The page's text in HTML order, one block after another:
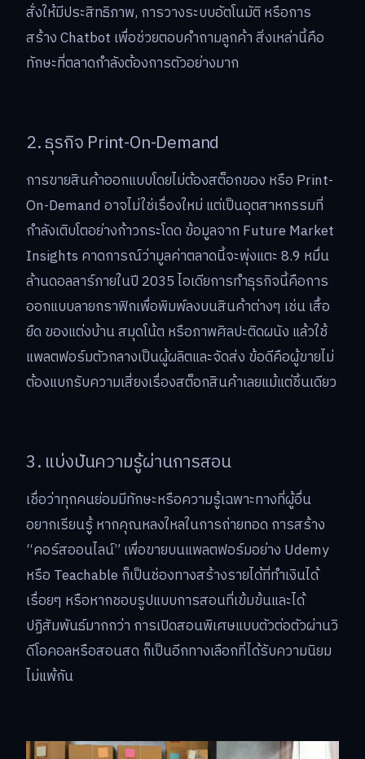
สั่งให้มีประสิทธิภาพ, การวางระบบอัตโนมัติ หรือการ
สร้าง Chatbot เพื่อช่วยตอบคำถามลูกค้า สิ่งเหล่านี้คือ
ทักษะที่ตลาดกำลังต้องการตัวอย่างมาก
2. ธุรกิจ Print-On-Demand
การขายสินค้าออกแบบโดยไม่ต้องสต็อกของ หรือ Print-
On-Demand อาจไม่ใช่เรื่องใหม่ แต่เป็นอุตสาหกรรมที่
กำลังเติบโตอย่างก้าวกระโดด ข้อมูลจาก Future Market
Insights คาดการณ์ว่ามูลค่าตลาดนี้จะพุ่งแตะ 8.9 หมื่น
ล้านดอลลาร์ภายในปี 2035 ไอเดียการทำธุรกิจนี้คือการ
ออกแบบลายกราฟิกเพื่อพิมพ์ลงบนสินค้าต่างๆ เช่น เสื้อ
ยืด ของแต่งบ้าน สมุดโน้ต หรือภาพศิลปะติดผนัง แล้วใช้
แพลตฟอร์มตัวกลางเป็นผู้ผลิตและจัดส่ง ข้อดีคือผู้ขายไม่
ต้องแบกรับความเสี่ยงเรื่องสต็อกสินค้าเลยแม้แต่ชิ้นเดียว
3. แบ่งปันความรู้ผ่านการสอน
เชื่อว่าทุกคนย่อมมีทักษะหรือความรู้เฉพาะทางที่ผู้อื่น
อยากเรียนรู้ หากคุณหลงใหลในการถ่ายทอด การสร้าง
“คอร์สออนไลน์” เพื่อขายบนแพลตฟอร์มอย่าง Udemy
หรือ Teachable ก็เป็นช่องทางสร้างรายได้ที่ทำเงินได้
เรื่อยๆ หรือหากชอบรูปแบบการสอนที่เข้มข้นและได้
ปฏิสัมพันธ์มากกว่า การเปิดสอนพิเศษแบบตัวต่อตัวผ่านวิ
ดีโอคอลหรือสอนสด ก็เป็นอีกทางเลือกที่ได้รับความนิยม
ไม่แพ้กัน